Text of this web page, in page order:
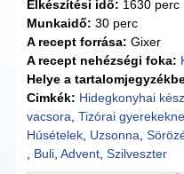
Elkészítési idő: 1630 perc
Munkaidő: 30 perc
A recept forrása: Gixer
A recept nehézségi foka:
Helye a
Cimkék: Hidegkonyhai
vacsora ,Tizórai
Húsételek Uzsonna ,
Buli ,Advent ,Szilveszter